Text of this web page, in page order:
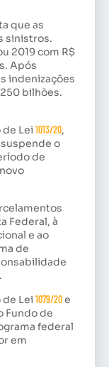
que as
sinistros.
2019 com R$
Após
indenizações
bilhões.
Lei 1013/20,
o
de
Federal, à
e ao
de
Lei 1079/20e
Fundo de
federal
em